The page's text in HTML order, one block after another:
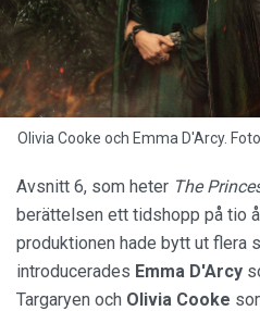
Olivia Cooke och Emma D'Arcy.
Avsnitt 6, som heter The
berättelsen ett tidshopp på tio
produktionen hade bytt ut flera
introducerades Emma D'Arcy
Targaryen och Olivia Cooke